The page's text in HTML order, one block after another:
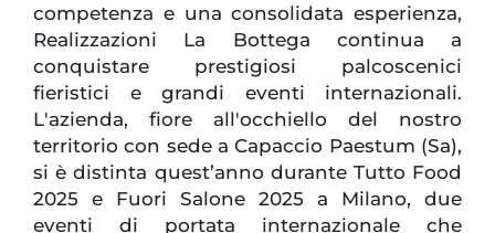
competenza e una consolidata esperienza,
Realizzazioni La Bottega continua a
conquistare prestigiosi palcoscenici
fieristici e grandi eventi internazionali.
L'azienda, fiore all'occhiello del nostro
territorio con sede a Capaccio Paestum (Sa),
si è distinta quest’anno durante Tutto Food
2025 e Fuori Salone 2025 a Milano, due
eventi di portata internazionale che